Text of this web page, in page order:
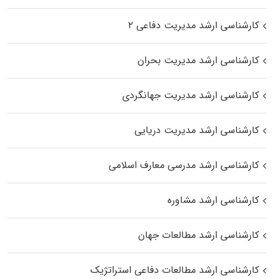
کارشناسی ارشد مدیریت دفاعی ۲
کارشناسی ارشد مدیریت بحران
کارشناسی ارشد مدیریت جهانگردی
کارشناسی ارشد مدیریت دریایی
کارشناسی ارشد مدرسی معارف اسلامی
کارشناسی ارشد مشاوره
کارشناسی ارشد مطالعات جهان
کارشناسی ارشد مطالعات دفاعی استراتژیک